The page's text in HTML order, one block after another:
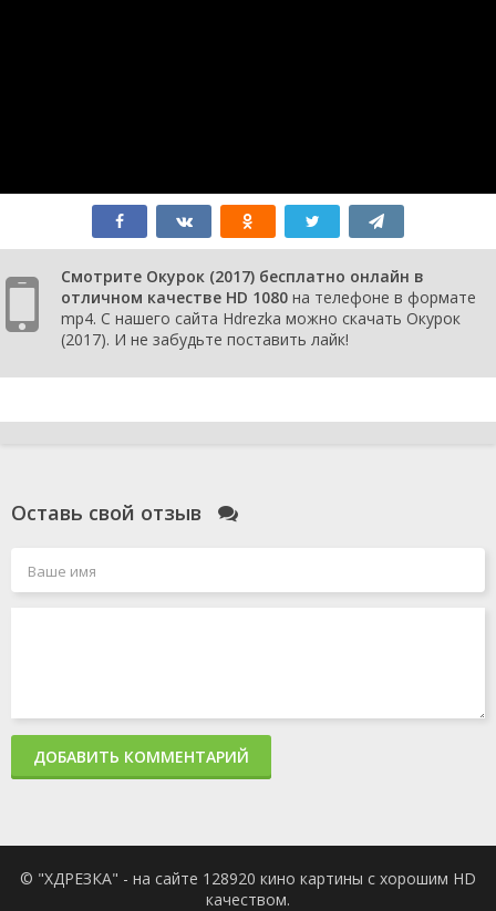
Смотрите Окурок (2017) бесплатно онлайн в
отличном качестве HD 1080 на телефоне в формате
mp4. С нашего сайта Hdrezka можно скачать Окурок
(2017). И не забудьте поставить лайк!
Оставь свой отзыв
ДОБАВИТЬ КОММЕНТАРИЙ
© "ХДРЕЗКА" - на сайте 128920 кино картины с хорошим HD
качеством.